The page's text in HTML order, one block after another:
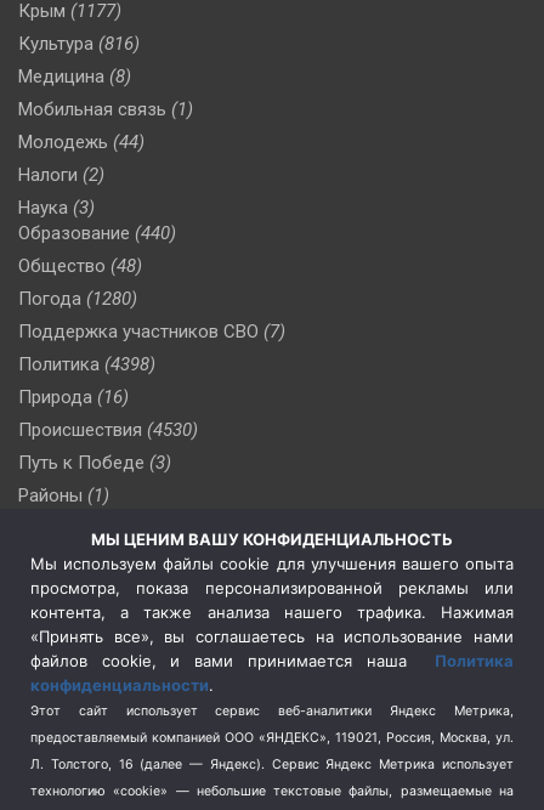
Крым (1177)
Культура (816)
Медицина (8)
Мобильная связь (1)
Молодежь (44)
Налоги (2)
Наука (3)
Образование (440)
Общество (48)
Погода (1280)
Поддержка участников СВО (7)
Политика (4398)
Природа (16)
Происшествия (4530)
Путь к Победе (3)
Районы (1)
(510)
Сельское хозяйство (3)
Социальная политика
(3)
Спецоперация в Украине
Спецоперация на Украине
(404)
Спорт (740)
Терроризм (1)
Транспорт (262)
МЫ ЦЕНИМ ВАШУ КОНФИДЕНЦИАЛЬНОСТЬ
Мы используем файлы cookie для улучшения вашего опыта
просмотра, показа персонализированной рекламы или
контента, а также анализа нашего трафика. Нажимая
«Принять все», вы соглашаетесь на использование нами
файлов cookie, и вами принимается наша Политика
конфиденциальности.
Этот сайт использует сервис веб-аналитики Яндекс Метрика,
предоставляемый компанией ООО «ЯНДЕКС», 119021, Россия, Москва, ул.
Л. Толстого, 16 (далее — Яндекс). Сервис Яндекс Метрика использует
технологию «cookie» — небольшие текстовые файлы, размещаемые на